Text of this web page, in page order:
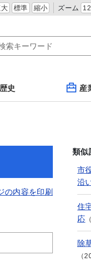
標準 縮小 ズーム
史 産
の内容を印刷
類似
市
沿
住
応
除